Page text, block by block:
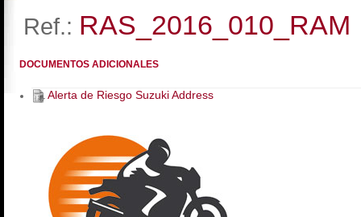
Ref.: RAS_2016_010_RAM
DOCUMENTOS ADICIONALES
Alerta de Riesgo Suzuki Address